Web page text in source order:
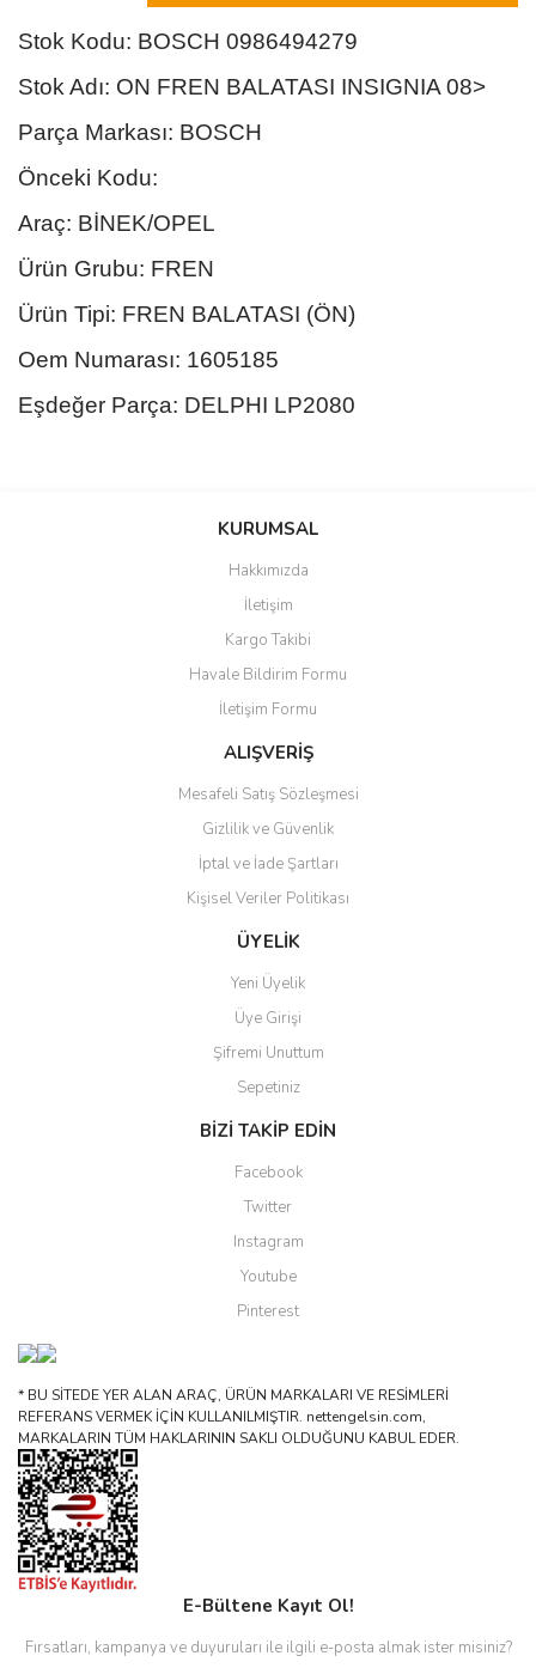
Stok Kodu: BOSCH 0986494279
Stok Adı: ON FREN BALATASI INSIGNIA 08>
Parça Markası: BOSCH
Önceki Kodu:
Araç: BİNEK/OPEL
Ürün Grubu: FREN
Ürün Tipi: FREN BALATASI (ÖN)
Oem Numarası: 1605185
Eşdeğer Parça: DELPHI LP2080
Bu ürüne ilk yorumu siz yapın!
Yorum Yaz
Ürün resmi kalitesiz, bozuk veya görüntülenemiyor.
Ürün açıklamasında eksik bilgiler bulunuyor.
Ürün bilgilerinde hatalar bulunuyor.
Ürün fiyatı diğer sitelerden daha pahalı.
Bu ürüne benzer farklı alternatifler olmalı.
Gönder
KURUMSAL
Hakkımızda
İletişim
Kargo Takibi
Havale Bildirim Formu
İletişim Formu
ALIŞVERİŞ
Mesafeli Satış Sözleşmesi
Gizlilik ve Güvenlik
İptal ve İade Şartları
Kişisel Veriler Politikası
ÜYELİK
Yeni Üyelik
Üye Girişi
Şifremi Unuttum
Sepetiniz
BİZİ TAKİP EDİN
Facebook
Twitter
Instagram
Youtube
Pinterest
* BU SİTEDE YER ALAN ARAÇ, ÜRÜN MARKALARI VE RESİMLERİ
REFERANS VERMEK İÇİN KULLANILMIŞTIR. nettengelsin.com,
MARKALARIN TÜM HAKLARININ SAKLI OLDUĞUNU KABUL EDER.
E-Bültene Kayıt Ol!
Fırsatları, kampanya ve duyuruları ile ilgili e-posta almak ister misiniz?